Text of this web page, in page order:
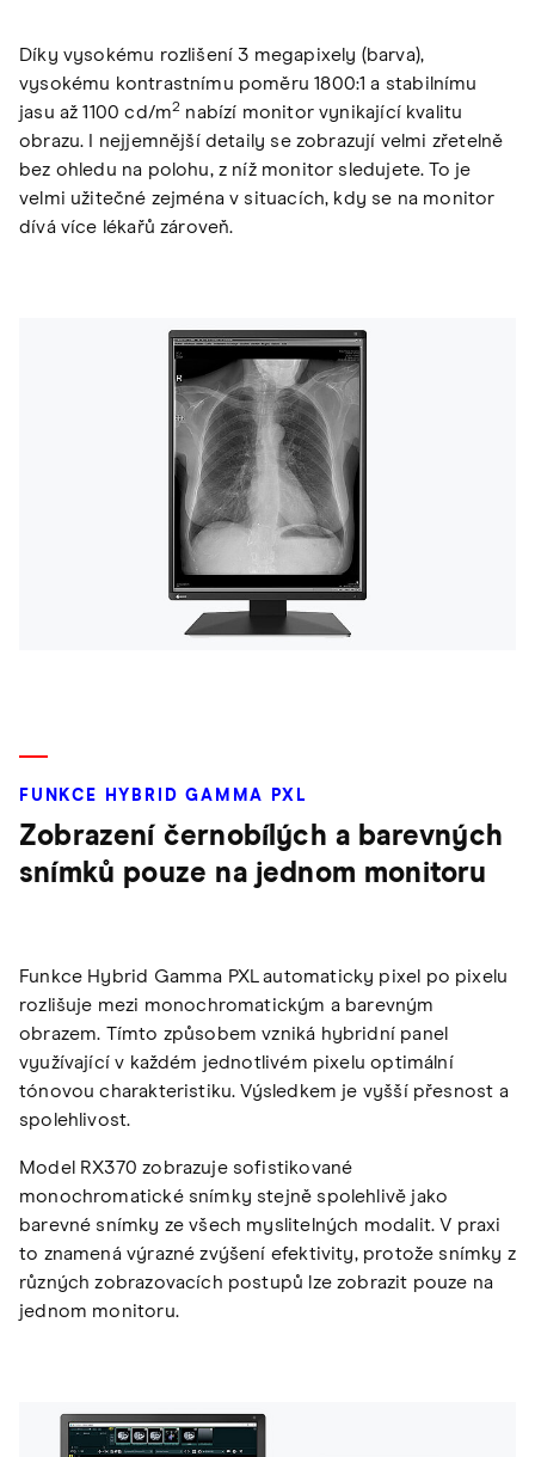
Díky vysokému rozlišení 3 megapixely (barva),
vysokému kontrastnímu poměru 1800:1 a stabilnímu
jasu až 1100 cd/m2 nabízí monitor vynikající kvalitu
obrazu. I nejjemnější detaily se zobrazují velmi zřetelně
bez ohledu na polohu, z níž monitor sledujete. To je
velmi užitečné zejména v situacích, kdy se na monitor
dívá více lékařů zároveň.
FUNKCE HYBRID GAMMA PXL
Zobrazení černobílých a barevných
snímků pouze na jednom monitoru
Funkce Hybrid Gamma PXL automaticky pixel po pixelu
rozlišuje mezi monochromatickým a barevným
obrazem. Tímto způsobem vzniká hybridní panel
využívající v každém jednotlivém pixelu optimální
tónovou charakteristiku. Výsledkem je vyšší přesnost a
spolehlivost.
Model RX370 zobrazuje sofistikované
monochromatické snímky stejně spolehlivě jako
barevné snímky ze všech myslitelných modalit. V praxi
to znamená výrazné zvýšení efektivity, protože snímky z
různých zobrazovacích postupů lze zobrazit pouze na
jednom monitoru.